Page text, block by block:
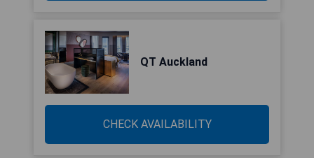
QT Auckland
CHECK AVAILABILITY